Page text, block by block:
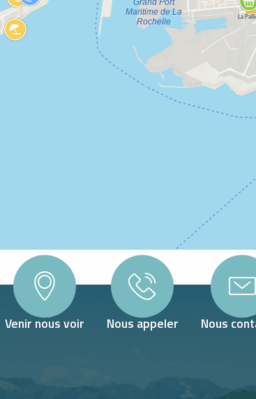
Venir nous voir Nous appeler Nous